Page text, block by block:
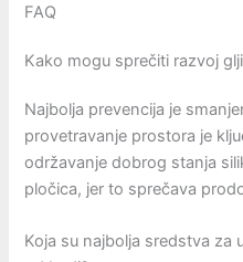
FAQ
Kako mogu sprečiti razvoj
Najbolja prevencija je
provetravanje prostora je
održavanje dobrog stanja
pločica, jer to sprečava
Koja su najbolja sredstva za